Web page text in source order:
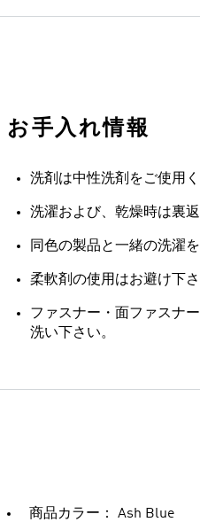
お手入れ情報
洗剤は中性洗剤をご使用く
洗濯および、乾燥時は裏返
同色の製品と一緒の洗濯
柔軟剤の使用はお避け下さ
ファスナー・面ファスナ
洗い下さい。
商品カラー： Ash Blue